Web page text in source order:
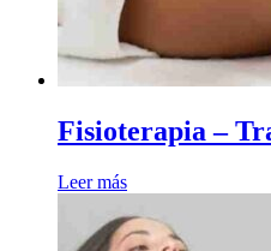
Fisioterapia –
Leer más